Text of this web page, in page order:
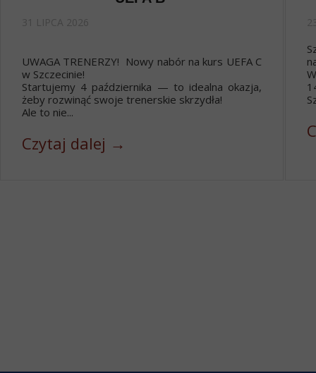
31 LIPCA 2026
UWAGA TRENERZY! Nowy nabór na kurs UEFA C
w Szczecinie!
Startujemy 4 października — to idealna okazja,
żeby rozwinąć swoje trenerskie skrzydła!
Ale to nie...
Czytaj dalej →